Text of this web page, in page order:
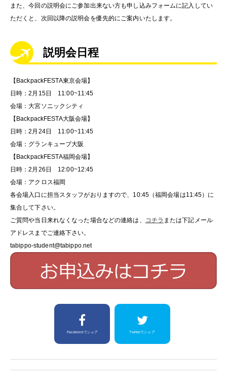
また、今回の説明会にご参加出来ない方も申し込みフォームに記入してい
ただくと、次回以降の説明会を優先的にご案内いたします。
説明会日程
【BackpackFESTA東京会場】
日時：2月15日 11:00~11:45
会場：大宮ソニックシティ
【BackpackFESTA大阪会場】
日時：2月24日 11:00~11:45
会場：グランキューブ大阪
【BackpackFESTA福岡会場】
日時：2月26日 12:00~12:45
会場：アクロス福岡
各会場入口に担当スタッフがおりますので、10:45（福岡会場は11:45）に
集合して下さい。
ご質問や当日来れなくなった場合などの連絡は、
コチラ または下記メール
アドレスまでご連絡下さい。
tabippo-student@tabippo.net
Facebookでシェア Twitterでシェア